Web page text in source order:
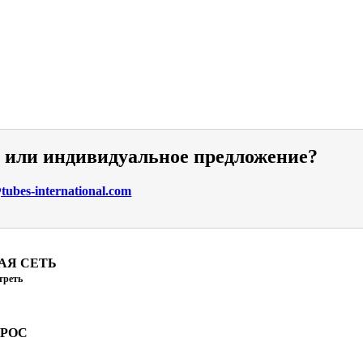
индивидуальное предложение?
international.com
СЕТЬ